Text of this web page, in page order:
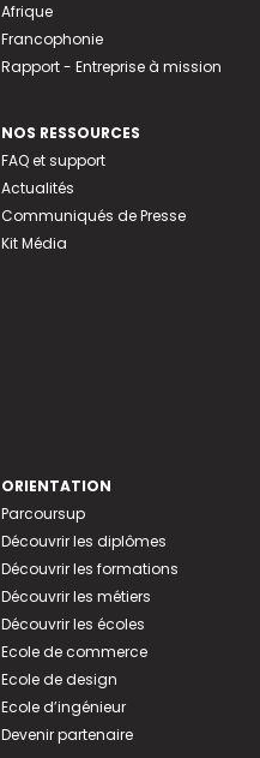
Afrique
Francophonie
Rapport - Entreprise à mission
NOS RESSOURCES
FAQ et support
Actualités
Communiqués de Presse
Kit Média
ORIENTATION
Parcoursup
Découvrir les diplômes
Découvrir les formations
Découvrir les métiers
Découvrir les écoles
Ecole de commerce
Ecole de design
Ecole d’ingénieur
Devenir partenaire